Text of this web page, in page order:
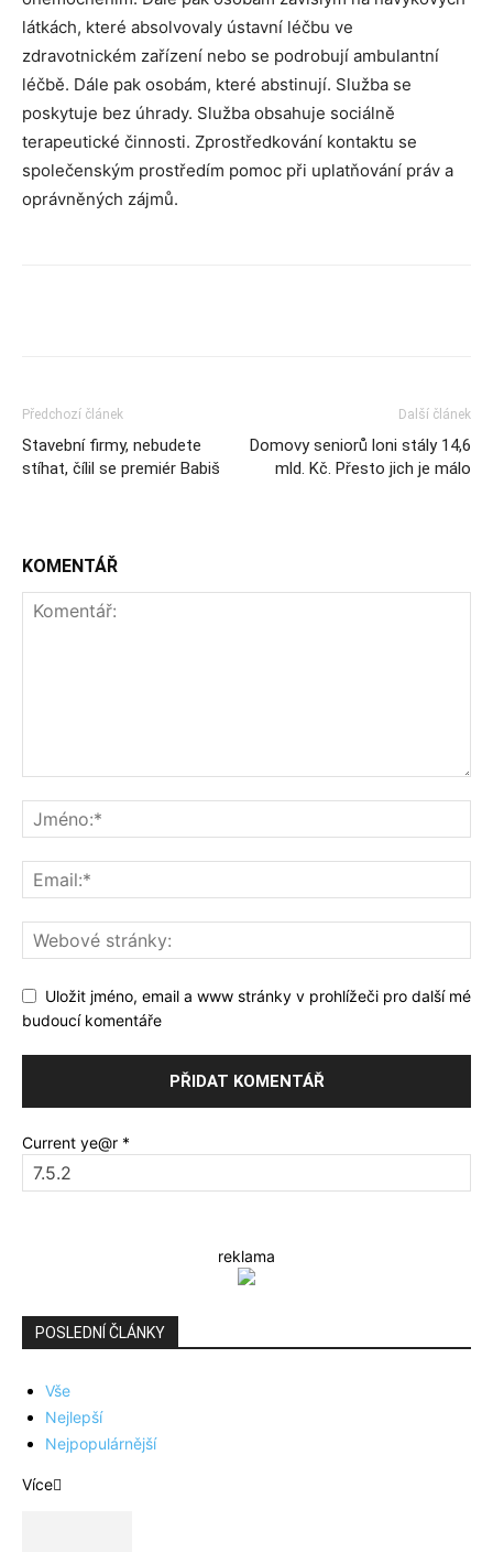
látkách, které absolvovaly ústavní léčbu ve
zdravotnickém zařízení nebo se podrobují ambulantní
léčbě. Dále pak osobám, které abstinují. Služba se
poskytuje bez úhrady. Služba obsahuje sociálně
terapeutické činnosti. Zprostředkování kontaktu se
společenským prostředím pomoc při uplatňování práv a
oprávněných zájmů.
Předchozí článek
Stavební firmy, nebudete
stíhat, čílil se premiér Babiš
Další článek
Domovy seniorů loni stály 14,6
mld. Kč. Přesto jich je málo
KOMENTÁŘ
Uložit jméno, email a www stránky v prohlížeči pro další mé
budoucí komentáře
Current ye@r *
reklama
POSLEDNÍ ČLÁNKY
Vše
Nejlepší
Nejpopulárnější
Více